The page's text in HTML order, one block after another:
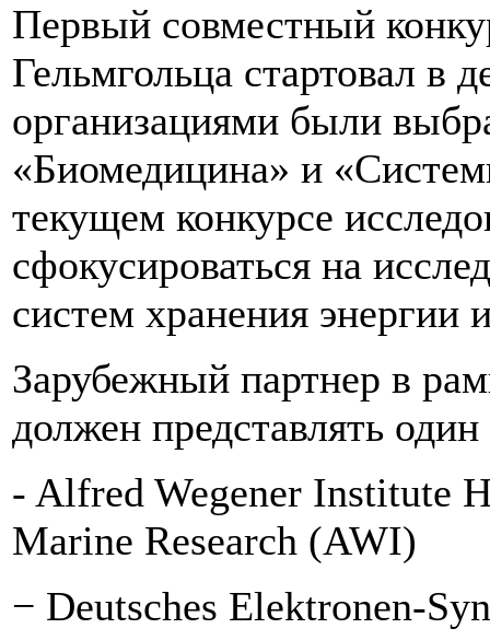
Первый совместный
Гельмгольца стартовал в
организациями были
«Биомедицина» и
текущем конкурсе
сфокусироваться на
систем хранения энергии
Зарубежный партнер в
должен представлять
- Alfred Wegener Institute
Marine Research (AWI)
− Deutsches Elektronen-